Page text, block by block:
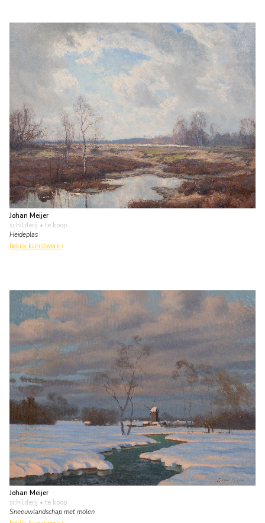
Johan Meijer
schilderij • te koop
Heideplas
bekijk kunstwerk
Johan Meijer
schilderij • te koop
Sneeuwlandschap met molen